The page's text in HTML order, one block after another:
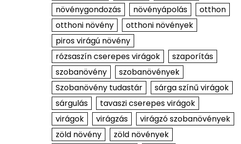
növénygondozás
növényápolás
otthon
otthoni növény
otthoni növények
piros virágú növény
rózsaszín cserepes virágok
szaporítás
szobanövény
szobanövények
Szobanövény tudastár
sárga színű virágok
sárgulás
tavaszi cserepes virágok
virágok
virágzás
virágzó szobanövények
zöld növény
zöld növények